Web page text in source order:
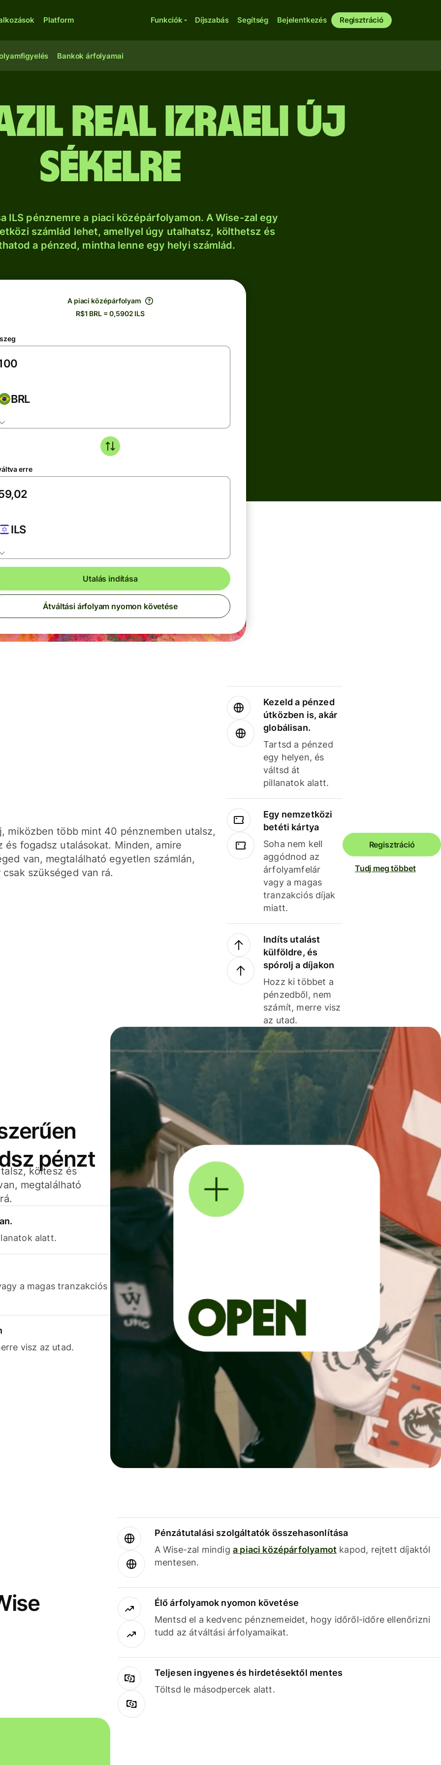
Platform Funkciók Díjszabás Segítség Bejelentkezés Regisztráció
Bankok árfolyamai
real izraeli új
sékelre
ILS pénznemre a piaci középárfolyamon. A Wise-zal egy
számlád lehet, amellyel úgy utalhatsz, költhetsz és
a pénzed, mintha lenne egy helyi számlád.
A piaci középárfolyam
R$1 BRL = 0,5902 ILS
BRL
erre
ILS
Utalás indítása
Átváltási árfolyam nyomon követése
miközben több mint 40 pénznemben utalsz,
és fogadsz utalásokat. Minden, amire
van, megtalálható egyetlen számlán,
csak szükséged van rá.
Kezeld a pénzed
útközben is, akár
globálisan.
Tartsd a pénzed
egy helyen, és
váltsd át
pillanatok alatt.
Egy nemzetközi
betéti kártya
Soha nem kell
aggódnod az
árfolyamfelár
vagy a magas
tranzakciós díjak
miatt.
Indíts utalást
külföldre, és
spórolj a díjakon
Hozz ki többet a
pénzedből, nem
számít, merre visz
az utad.
Regisztráció
Tudj meg többet
pénzt
költesz és
megtalálható
alatt.
a magas tranzakciós
visz az utad.
Pénzátutalási szolgáltatók összehasonlítása
A Wise-zal mindig a piaci középárfolyamot kapod, rejtett díjaktól
mentesen.
Élő árfolyamok nyomon követése
Mentsd el a kedvenc pénznemeidet, hogy időről-időre ellenőrizni
tudd az átváltási árfolyamaikat.
Teljesen ingyenes és hirdetésektől mentes
Töltsd le másodpercek alatt.